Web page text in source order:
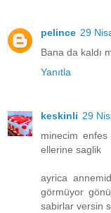
pelince 29
Bana da kaldı
Yanıtla
keskinli 29
minecim
ellerine saglik
ayrica
görmüyor
sabirlar versin